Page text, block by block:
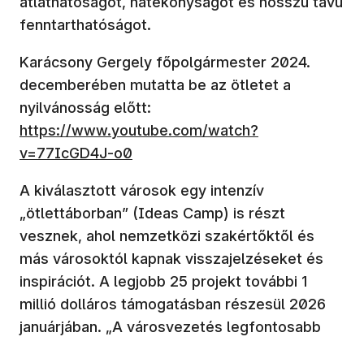
fenntarthatóságot.
Karácsony Gergely főpolgármester 2024.
decemberében mutatta be az ötletet a
nyilvánosság előtt:
https://www.youtube.com/watch?
v=77IcGD4J-o0
A kiválasztott városok egy intenzív
„ötlettáborban” (Ideas Camp) is részt
vesznek, ahol nemzetközi szakértőktől és
más városoktól kapnak visszajelzéseket és
inspirációt. A legjobb 25 projekt további 1
millió dolláros támogatásban részesül 2026
januárjában. „A városvezetés legfontosabb